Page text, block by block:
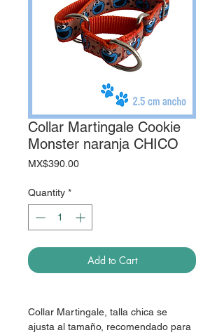
Collar Martingale Cookie
Monster naranja CHICO
MX$390.00Price
Quantity *
Add to Cart
Collar Martingale, talla chica se
ajusta al tamaño, recomendado para